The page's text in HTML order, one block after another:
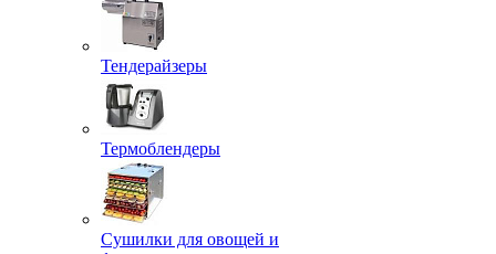
Тендерайзеры
Термоблендеры
Сушилки для овощей и